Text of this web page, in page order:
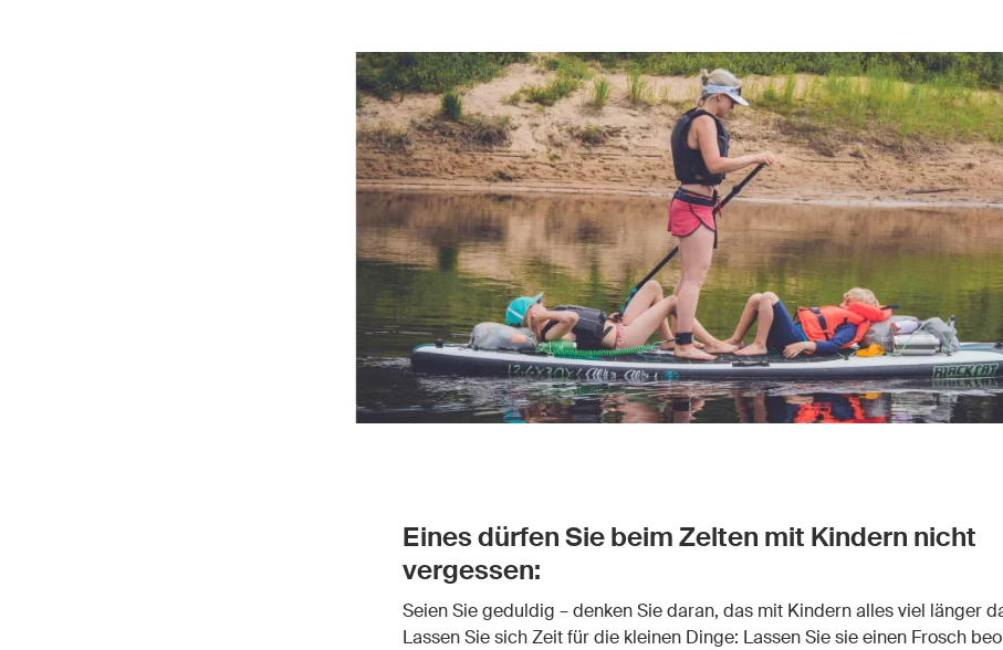
Eines dürfen Sie beim Zelten mit Kindern nicht
vergessen:
Seien Sie geduldig – denken Sie daran, das mit Kindern alles viel länger
Lassen Sie sich Zeit für die kleinen Dinge: Lassen Sie sie einen Frosch